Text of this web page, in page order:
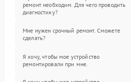
ремонт необходим. Для чего проводить
диагностику?
Мне нужен срочный ремонт. Сможете
сделать?
Я хочу, чтобы мое устройство
ремонтировали при мне.